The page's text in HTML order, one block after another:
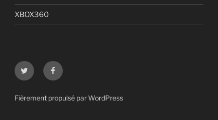
XBOX360
Twitter Facebook
Fièrement propulsé par WordPress